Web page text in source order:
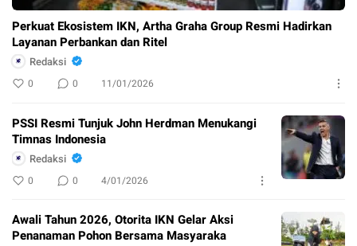
Perkuat Ekosistem IKN, Artha Graha Group Resmi Hadirkan
Layanan Perbankan dan Ritel
Redaksi
0 0 11/01/2026
PSSI Resmi Tunjuk John Herdman Menukangi
Timnas Indonesia
Redaksi
0 0 4/01/2026
Awali Tahun 2026, Otorita IKN Gelar Aksi
Penanaman Pohon Bersama Masyaraka